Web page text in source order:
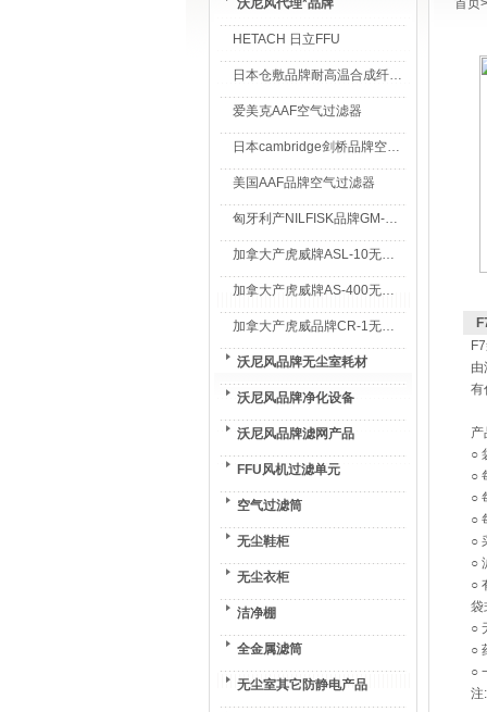
沃尼风代理*品牌
HETACH 日立FFU
日本仓敷品牌耐高温合成纤维过滤棉
爱美克AAF空气过滤器
日本cambridge剑桥品牌空气过滤器
美国AAF品牌空气过滤器
匈牙利产NILFISK品牌GM-80无尘室专用吸尘器
加拿大产虎威牌ASL-10无尘室专用吸尘器
加拿大产虎威牌AS-400无尘室专用吸尘器
加拿大产虎威品牌CR-1无尘室专用吸尘器
沃尼风品牌无尘室耗材
沃尼风品牌净化设备
沃尼风品牌滤网产品
FFU风机过滤单元
空气过滤筒
无尘鞋柜
无尘衣柜
洁净棚
全金属滤筒
无尘室其它防静电产品
首页
有
产
○
○
○
○
○
○
○
袋
○
○
○
注